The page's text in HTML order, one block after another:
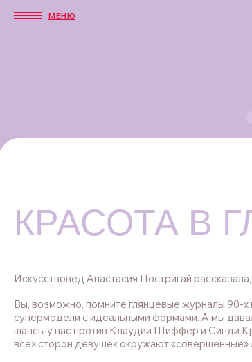
МЕНЮ
Вы, возможно, помните глянцевые журналы 90-
супермодели с идеальными формами. А мы
шансы у нас против Клаудии Шиффер и Синди
всех сторон девушек окружают «совершенные»
КРАСОТА В
Искусствовед Анастасия Постригай